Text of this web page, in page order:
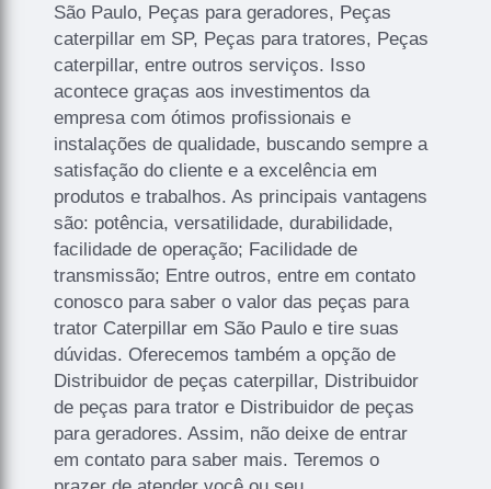
São Paulo, Peças para geradores, Peças
caterpillar em SP, Peças para tratores, Peças
caterpillar, entre outros serviços. Isso
acontece graças aos investimentos da
empresa com ótimos profissionais e
instalações de qualidade, buscando sempre a
satisfação do cliente e a excelência em
produtos e trabalhos. As principais vantagens
são: potência, versatilidade, durabilidade,
facilidade de operação; Facilidade de
transmissão; Entre outros, entre em contato
conosco para saber o valor das peças para
trator Caterpillar em São Paulo e tire suas
dúvidas. Oferecemos também a opção de
Distribuidor de peças caterpillar, Distribuidor
de peças para trator e Distribuidor de peças
para geradores. Assim, não deixe de entrar
em contato para saber mais. Teremos o